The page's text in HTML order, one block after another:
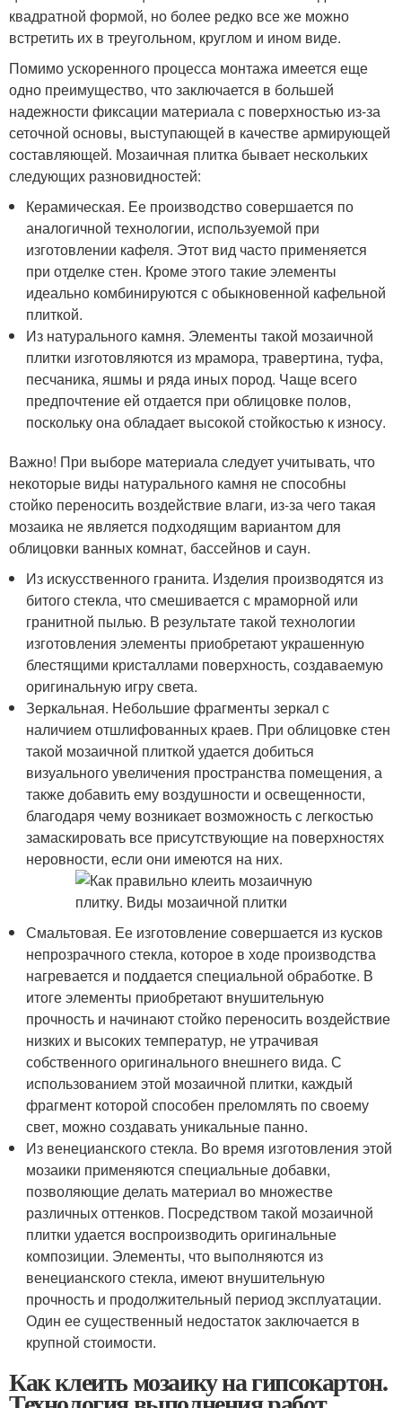
квадратной формой, но более редко все же можно
встретить их в треугольном, круглом и ином виде.
Помимо ускоренного процесса монтажа имеется еще
одно преимущество, что заключается в большей
надежности фиксации материала с поверхностью из-за
сеточной основы, выступающей в качестве армирующей
составляющей. Мозаичная плитка бывает нескольких
следующих разновидностей:
Керамическая. Ее производство совершается по
аналогичной технологии, используемой при
изготовлении кафеля. Этот вид часто применяется
при отделке стен. Кроме этого такие элементы
идеально комбинируются с обыкновенной кафельной
плиткой.
Из натурального камня. Элементы такой мозаичной
плитки изготовляются из мрамора, травертина, туфа,
песчаника, яшмы и ряда иных пород. Чаще всего
предпочтение ей отдается при облицовке полов,
поскольку она обладает высокой стойкостью к износу.
Важно! При выборе материала следует учитывать, что
некоторые виды натурального камня не способны
стойко переносить воздействие влаги, из-за чего такая
мозаика не является подходящим вариантом для
облицовки ванных комнат, бассейнов и саун.
Из искусственного гранита. Изделия производятся из
битого стекла, что смешивается с мраморной или
гранитной пылью. В результате такой технологии
изготовления элементы приобретают украшенную
блестящими кристаллами поверхность, создаваемую
оригинальную игру света.
Зеркальная. Небольшие фрагменты зеркал с
наличием отшлифованных краев. При облицовке стен
такой мозаичной плиткой удается добиться
визуального увеличения пространства помещения, а
также добавить ему воздушности и освещенности,
благодаря чему возникает возможность с легкостью
замаскировать все присутствующие на поверхностях
неровности, если они имеются на них.
Смальтовая. Ее изготовление совершается из кусков
непрозрачного стекла, которое в ходе производства
нагревается и поддается специальной обработке. В
итоге элементы приобретают внушительную
прочность и начинают стойко переносить воздействие
низких и высоких температур, не утрачивая
собственного оригинального внешнего вида. С
использованием этой мозаичной плитки, каждый
фрагмент которой способен преломлять по своему
свет, можно создавать уникальные панно.
Из венецианского стекла. Во время изготовления этой
мозаики применяются специальные добавки,
позволяющие делать материал во множестве
различных оттенков. Посредством такой мозаичной
плитки удается воспроизводить оригинальные
композиции. Элементы, что выполняются из
венецианского стекла, имеют внушительную
прочность и продолжительный период эксплуатации.
Один ее существенный недостаток заключается в
крупной стоимости.
Как клеить мозаику на гипсокартон.